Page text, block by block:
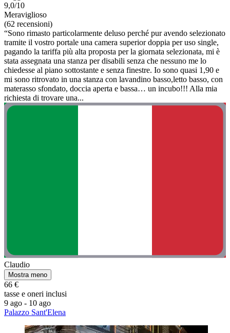
9,0/10
Meraviglioso
(62 recensioni)
“Sono rimasto particolarmente deluso perché pur avendo selezionato
tramite il vostro portale una camera superior doppia per uso single,
pagando la tariffa più alta proposta per la giornata selezionata, mi è
stata assegnata una stanza per disabili senza che nessuno me lo
chiedesse al piano sottostante e senza finestre. Io sono quasi 1,90 e
mi sono ritrovato in una stanza con lavandino basso,letto basso, con
materasso sfondato, doccia aperta e bassa… un incubo!!! Alla mia
richiesta di trovare una...
Claudio
Mostra meno
66 €
tasse e oneri inclusi
9 ago - 10 ago
Palazzo Sant'Elena